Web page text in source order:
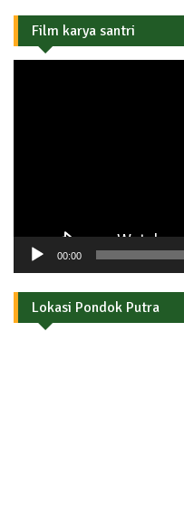
Film karya santri
00:00
Lokasi Pondok Putra